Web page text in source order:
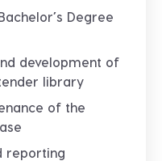
Degree
development of
library
of the
reporting